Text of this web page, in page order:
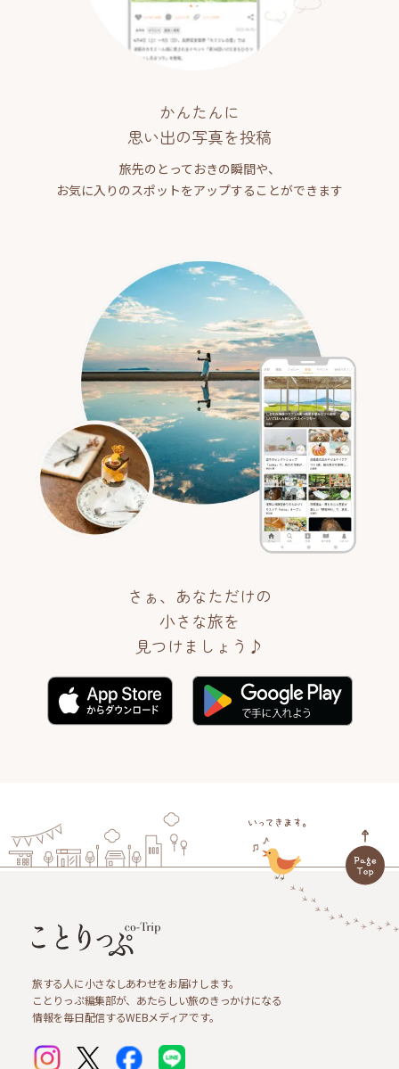
かんたんに
思い出の写真を投稿
旅先のとっておきの瞬間や、
お気に入りのスポットをアップすることができます
さぁ、あなただけの
小さな旅を
見つけましょう♪
旅する人に小さなしあわせをお届けします。
ことりっぷ編集部が、あたらしい旅のきっかけになる
情報を毎日配信するWEBメディアです。